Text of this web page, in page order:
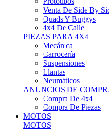
Quads Y Buggys
4x4 De Calle
PIEZAS PARA 4X4
Mecánica
Carrocería
Suspensiones
Llantas
Neumáticos
ANUNCIOS DE COMPRA
Compra De 4x4
Compra De Piezas
MOTOS
MOTOS
Motos De Circuito